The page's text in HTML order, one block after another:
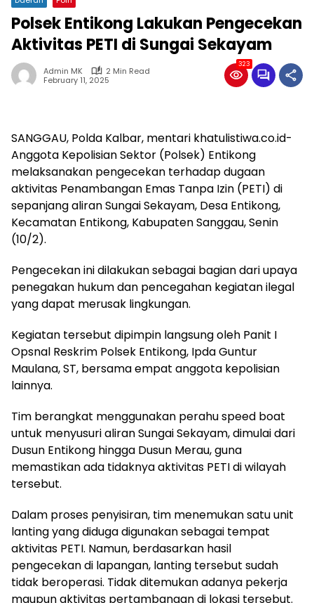
Polsek Entikong Lakukan Pengecekan
Aktivitas PETI di Sungai Sekayam
Admin MK
2 Min Read
February 11, 2025
323
SANGGAU, Polda Kalbar, mentari khatulistiwa.co.id-
Anggota Kepolisian Sektor (Polsek) Entikong
melaksanakan pengecekan terhadap dugaan
aktivitas Penambangan Emas Tanpa Izin (PETI) di
sepanjang aliran Sungai Sekayam, Desa Entikong,
Kecamatan Entikong, Kabupaten Sanggau, Senin
(10/2).
Pengecekan ini dilakukan sebagai bagian dari upaya
penegakan hukum dan pencegahan kegiatan ilegal
yang dapat merusak lingkungan.
Kegiatan tersebut dipimpin langsung oleh Panit I
Opsnal Reskrim Polsek Entikong, Ipda Guntur
Maulana, ST, bersama empat anggota kepolisian
lainnya.
Tim berangkat menggunakan perahu speed boat
untuk menyusuri aliran Sungai Sekayam, dimulai dari
Dusun Entikong hingga Dusun Merau, guna
memastikan ada tidaknya aktivitas PETI di wilayah
tersebut.
Dalam proses penyisiran, tim menemukan satu unit
lanting yang diduga digunakan sebagai tempat
aktivitas PETI. Namun, berdasarkan hasil
pengecekan di lapangan, lanting tersebut sudah
tidak beroperasi. Tidak ditemukan adanya pekerja
maupun aktivitas pertambangan di lokasi tersebut.